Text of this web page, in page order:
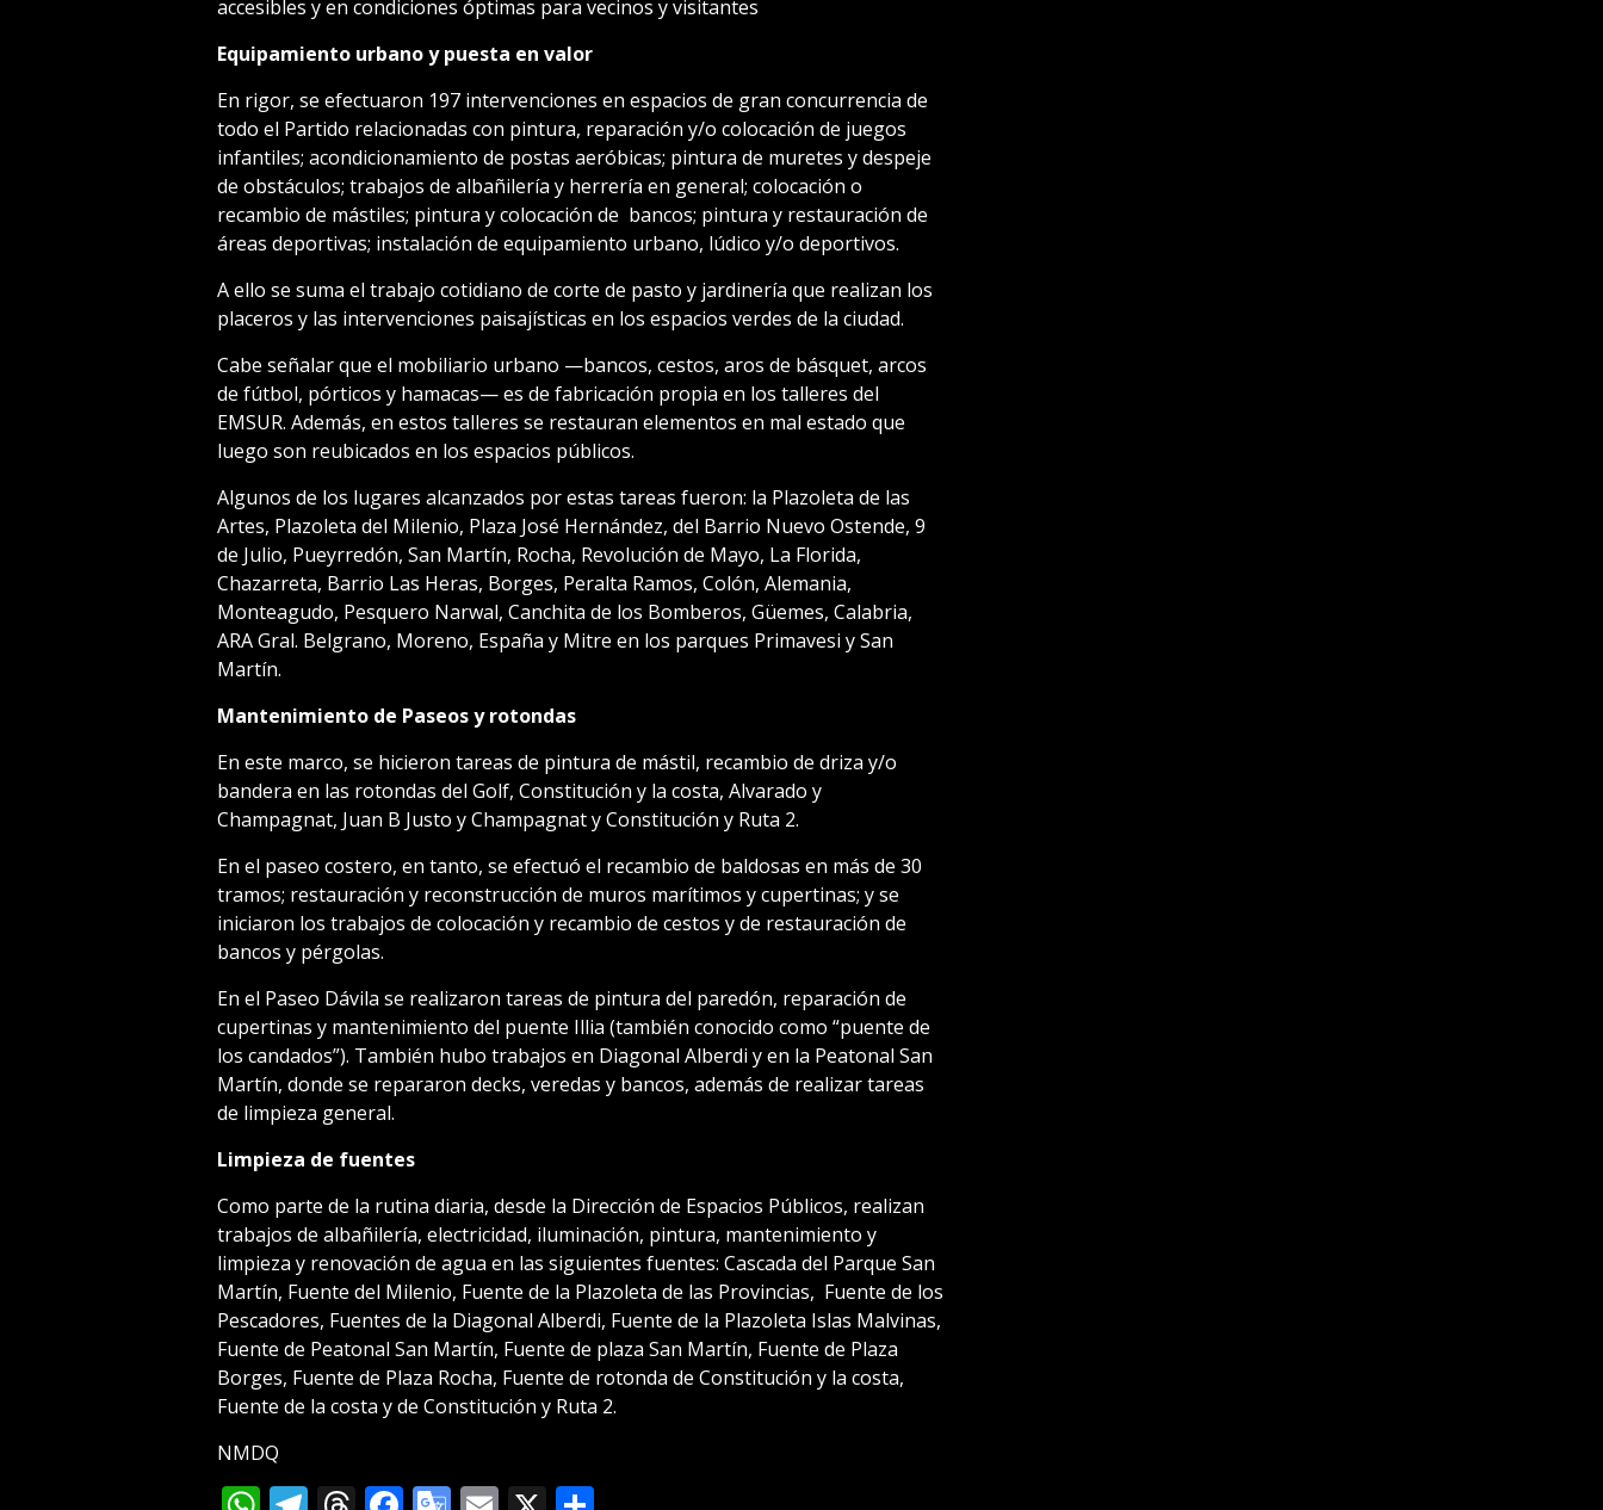
accesibles y en condiciones óptimas para vecinos y visitantes
Equipamiento urbano y puesta en valor
En rigor, se efectuaron 197 intervenciones en espacios de gran concurrencia de
todo el Partido relacionadas con pintura, reparación y/o colocación de juegos
infantiles; acondicionamiento de postas aeróbicas; pintura de muretes y despeje
de obstáculos; trabajos de albañilería y herrería en general; colocación o
recambio de mástiles; pintura y colocación de bancos; pintura y restauración de
áreas deportivas; instalación de equipamiento urbano, lúdicо y/o deportivos.
A ello se suma el trabajo cotidiano de corte de pasto y jardinería que realizan los
placeros y las intervenciones paisajísticas en los espacios verdes de la ciudad.
Cabe señalar que el mobiliario urbano —bancos, cestos, aros de básquet, arcos
de fútbol, pórticos y hamacas— es de fabricación propia en los talleres del
EMSUR. Además, en estos talleres se restauran elementos en mal estado que
luego son reubicados en los espacios públicos.
Algunos de los lugares alcanzados por estas tareas fueron: la Plazoleta de las
Artes, Plazoleta del Milenio, Plaza José Hernández, del Barrio Nuevo Ostende, 9
de Julio, Pueyrredón, San Martín, Rocha, Revolución de Mayo, La Florida,
Chazarreta, Barrio Las Heras, Borges, Peralta Ramos, Colón, Alemania,
Monteagudo, Pesquero Narwal, Canchita de los Bomberos, Güemes, Calabria,
ARA Gral. Belgrano, Moreno, España y Mitre en los parques Primavesi y San
Martín.
Mantenimiento de Paseos y rotondas
En este marco, se hicieron tareas de pintura de mástil, recambio de driza y/o
bandera en las rotondas del Golf, Constitución y la costa, Alvarado y
Champagnat, Juan B Justo y Champagnat y Constitución y Ruta 2.
En el paseo costero, en tanto, se efectuó el recambio de baldosas en más de 30
tramos; restauración y reconstrucción de muros marítimos y cupertinas; y se
iniciaron los trabajos de colocación y recambio de cestos y de restauración de
bancos y pérgolas.
En el Paseo Dávila se realizaron tareas de pintura del paredón, reparación de
cupertinas y mantenimiento del puente Illia (también conocido como “puente de
los candados”). También hubo trabajos en Diagonal Alberdi y en la Peatonal San
Martín, donde se repararon decks, veredas y bancos, además de realizar tareas
de limpieza general.
Limpieza de fuentes
Como parte de la rutina diaria, desde la Dirección de Espacios Públicos, realizan
trabajos de albañilería, electricidad, iluminación, pintura, mantenimiento y
limpieza y renovación de agua en las siguientes fuentes: Cascada del Parque San
Martín, Fuente del Milenio, Fuente de la Plazoleta de las Provincias, Fuente de los
Pescadores, Fuentes de la Diagonal Alberdi, Fuente de la Plazoleta Islas Malvinas,
Fuente de Peatonal San Martín, Fuente de plaza San Martín, Fuente de Plaza
Borges, Fuente de Plaza Rocha, Fuente de rotonda de Constitución y la costa,
Fuente de la costa y de Constitución y Ruta 2.
NMDQ